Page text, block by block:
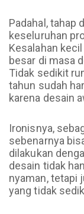
Padahal, tahap
keseluruhan
Kesalahan
besar di masa
Tidak sedikit
tahun sudah
karena desain
Ironisnya,
sebenarnya
dilakukan
desain tidak
nyaman, tetapi
yang tidak